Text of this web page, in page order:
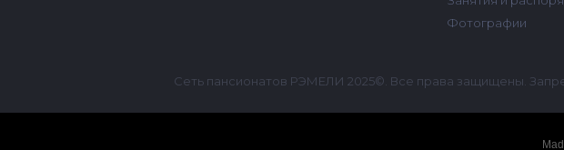
Сеть пансионатов РЭМЕЛИ 2025©. Все права защищены.
Фотографии